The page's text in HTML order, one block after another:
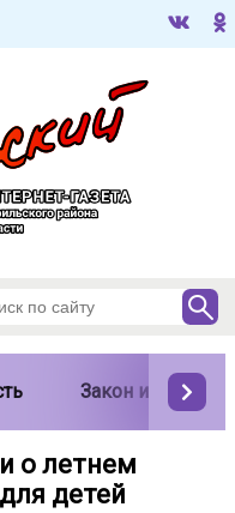
Закон и порядок
о летнем
детей